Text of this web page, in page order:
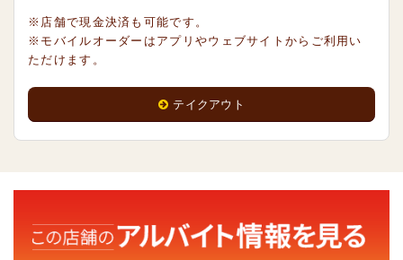
※店舗で現金決済も可能です。
※モバイルオーダーはアプリやウェブサイトからご利用い
ただけます。
テイクアウト